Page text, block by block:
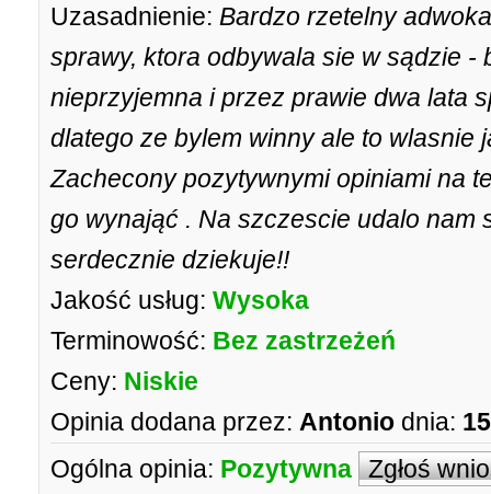
Uzasadnienie: Bardzo rzetelny
sprawy, ktora odbywala sie w sądzie -
nieprzyjemna i przez prawie dwa lata
dlatego ze bylem winny ale to wlasnie
Zachecony pozytywnymi opiniami na
go wynająć . Na szczescie udalo nam
serdecznie dziekuje!!
Jakość usług: Wysoka
Terminowość: Bez zastrzeżeń
Ceny: Niskie
Opinia dodana przez: Antonio dnia:
Ogólna opinia: Pozytywna Zgłoś